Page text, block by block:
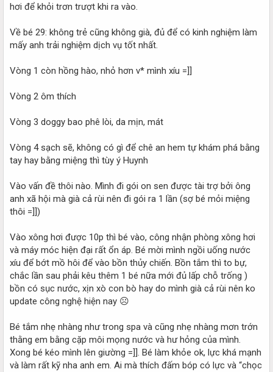
hơi để khỏi trơn trượt khi ra vào.
Về bé 29: không trẻ cũng không già, đủ để có kinh nghiệm làm
mấy anh trải nghiệm dịch vụ tốt nhất.
Vòng 1 còn hồng hào, nhỏ hơn v* mình xíu =]]
Vòng 2 ôm thích
Vòng 3 doggy bao phê lòi, da mịn, mát
Vòng 4 sạch sẽ, không có gì để chê an hem tự khám phá bằng
tay hay bằng miệng thì tùy ý Huynh
Vào vấn đề thôi nào. Mình đi gói on sen được tài trợ bởi ông
anh xã hội mà già cả rùi nên đi gói ra 1 lần (sợ bé mỏi miệng
thôi =]])
Vào xông hơi được 10p thì bé vào, công nhận phòng xông hơi
và máy móc hiện đại rất ổn áp. Bé mời mình ngồi uống nước
xíu để bớt mồ hôi để vào bồn thủy chiến. Bồn tắm thì to bự,
chắc lần sau phải kêu thêm 1 bé nữa mới đủ lấp chỗ trống )
bồn có sục nước, xịn xò con bò hay do mình già cả rùi nên ko
update công nghệ hiện nay ☹
Bé tắm nhẹ nhàng như trong spa và cũng nhẹ nhàng mơn trớn
thằng em bằng cặp môi mọng nước và hư hỏng của mình.
Xong bé kéo mình lên giường =]]. Bé làm khỏe ok, lực khá mạnh
và làm rất kỹ nha anh em. Ai mà thích đấm bóp có lực và “chọc